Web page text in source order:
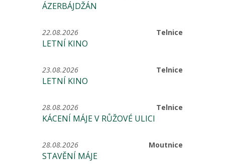
ÁZERBÁJDŽÁN
Telnice
22.08.2026
LETNÍ KINO
Telnice
23.08.2026
LETNÍ KINO
Telnice
28.08.2026
KÁCENÍ MÁJE V RŮŽOVÉ ULICI
Moutnice
28.08.2026
STAVĚNÍ MÁJE